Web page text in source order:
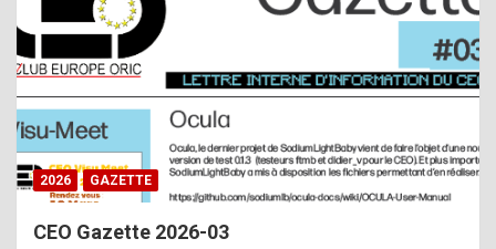
t
a
s
i
2026 GAZETTE
CEO Gazette 2026-03